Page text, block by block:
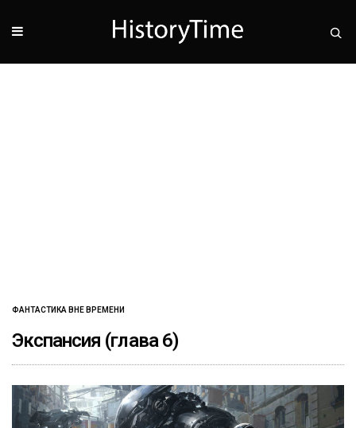
ФАНТАСТИКА ВНЕ ВРЕМЕНИ
Экспансия (глава 6)